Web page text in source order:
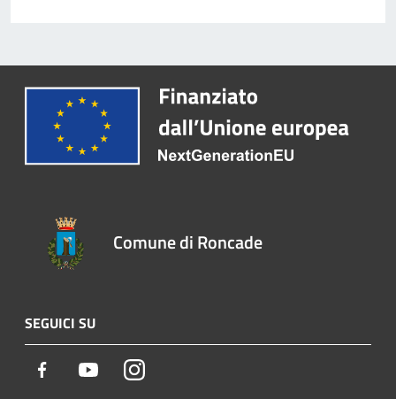
Comune di Roncade
SEGUICI SU
Facebook YoutubeInstagram